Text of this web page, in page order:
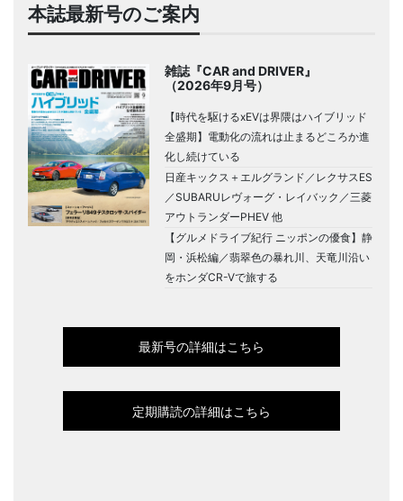
本誌最新号のご案内
雑誌『CAR and DRIVER』
（2026年9月号）
【時代を駆けるxEVは界隈はハイブリッド
全盛期】電動化の流れは止まるどころか進
化し続けている
日産キックス＋エルグランド／レクサスES
／SUBARUレヴォーグ・レイバック／三菱
アウトランダーPHEV 他
【グルメドライブ紀行 ニッポンの優食】静
岡・浜松編／翡翠色の暴れ川、天竜川沿い
をホンダCR-Vで旅する
最新号の詳細はこちら
定期購読の詳細はこちら